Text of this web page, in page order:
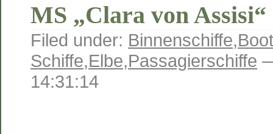
MS „Clara von Assisi“
Filed under: Binnenschiffe,
Schiffe,Elbe,Passagierschiffe
14:31:14